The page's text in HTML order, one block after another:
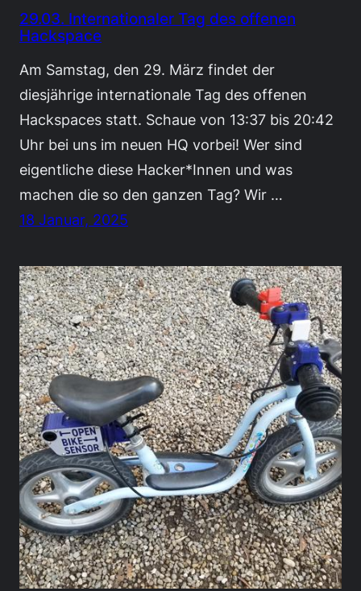
29.03. Internationaler Tag des offenen
Hackspace
Am Samstag, den 29. März findet der
diesjährige internationale Tag des offenen
Hackspaces statt. Schaue von 13:37 bis 20:42
Uhr bei uns im neuen HQ vorbei! Wer sind
eigentliche diese Hacker*Innen und was
machen die so den ganzen Tag? Wir …
18 Januar, 2025